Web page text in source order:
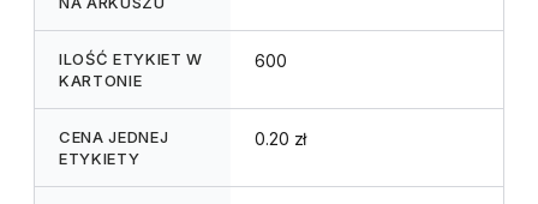
ILOŚĆ ETYKIET W
KARTONIE
600
CENA JEDNEJ
ETYKIETY
0.20 zł